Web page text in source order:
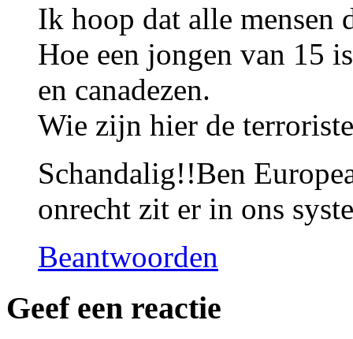
Ik hoop dat alle mensen
Hoe een jongen van 15
en canadezen.
Wie zijn hier de
Schandalig!!Ben
onrecht zit er in ons
Beantwoorden
Geef een reactie